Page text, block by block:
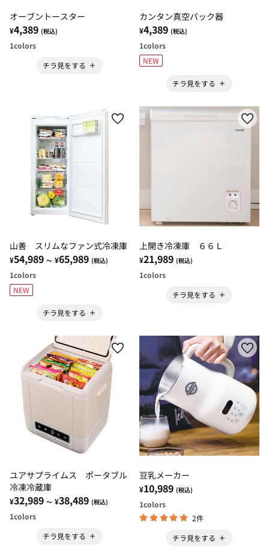
オーブントースター
¥4,389 (税込)
1colors
チラ見をする
カンタン真空パック器
¥4,389 (税込)
1colors
NEW
チラ見をする
山善 スリムなファン式冷凍庫
¥54,989 ～ ¥65,989 (税込)
1colors
NEW
チラ見をする
上開き冷凍庫 ６６Ｌ
¥21,989 (税込)
1colors
チラ見をする
ユアサプライムス ポータブル
冷凍冷蔵庫
¥32,989 ～ ¥38,489 (税込)
1colors
チラ見をする
豆乳メーカー
¥10,989 (税込)
1colors
2件
チラ見をする